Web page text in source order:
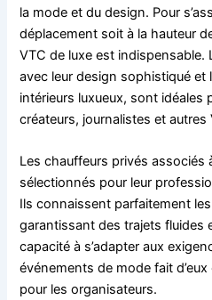
la mode et du design. Pour
déplacement soit à la hauteur
VTC de luxe est indispensable.
avec leur design sophistiqué et
intérieurs luxueux, sont idéales
créateurs, journalistes et
Les chauffeurs privés associés
sélectionnés pour leur
Ils connaissent parfaitement
garantissant des trajets fluides
capacité à s’adapter aux
événements de mode fait
pour les organisateurs.